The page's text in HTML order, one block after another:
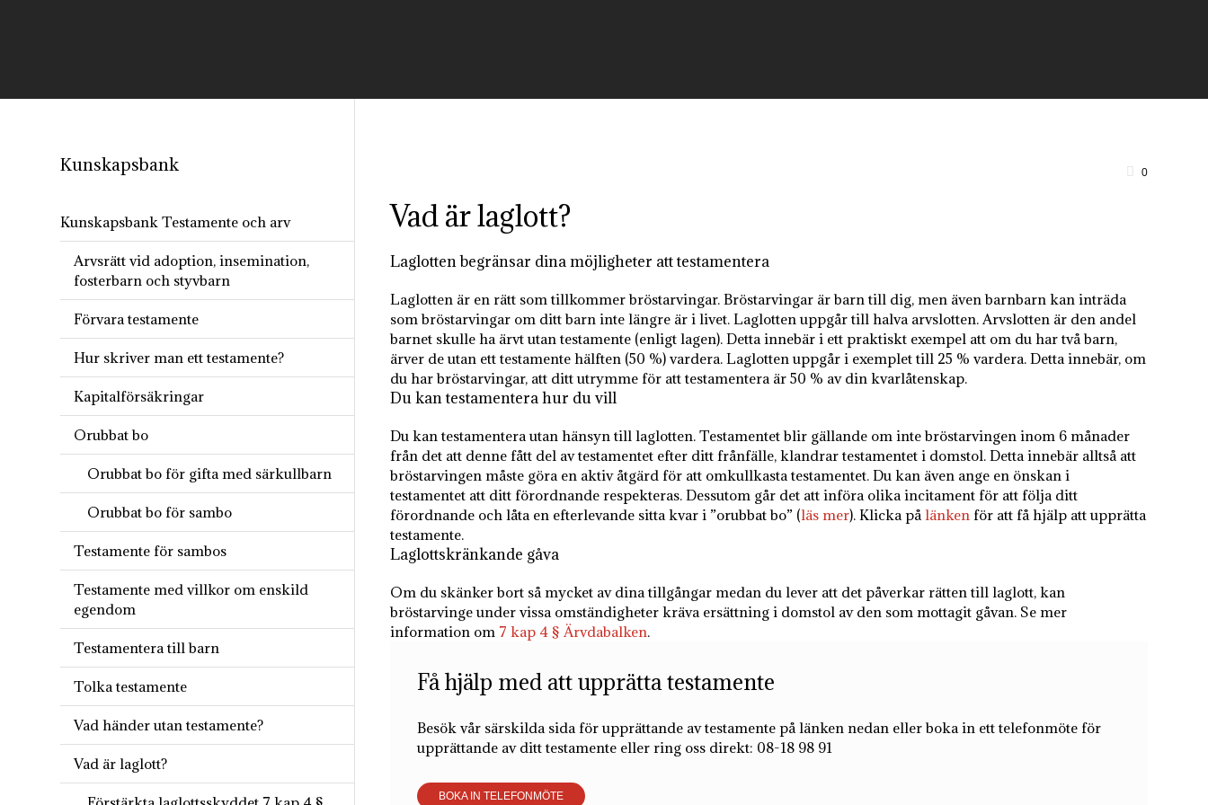
0
Vad är laglott?
Laglotten begränsar dina möjligheter att testamentera
Laglotten är en rätt som tillkommer bröstarvingar. Bröstarvingar är barn till dig, men även barnbarn kan inträda
som bröstarvingar om ditt barn inte längre är i livet. Laglotten uppgår till halva arvslotten. Arvslotten är den andel
barnet skulle ha ärvt utan testamente (enligt lagen). Detta innebär i ett praktiskt exempel att om du har två barn,
ärver de utan ett testamente hälften (50 %) vardera. Laglotten uppgår i exemplet till 25 % vardera. Detta innebär, om
du har bröstarvingar, att ditt utrymme för att testamentera är 50 % av din kvarlåtenskap.
Du kan testamentera hur du vill
Du kan testamentera utan hänsyn till laglotten. Testamentet blir gällande om inte bröstarvingen inom 6 månader
från det att denne fått del av testamentet efter ditt frånfälle, klandrar testamentet i domstol. Detta innebär alltså att
bröstarvingen måste göra en aktiv åtgärd för att omkullkasta testamentet. Du kan även ange en önskan i
testamentet att ditt förordnande respekteras. Dessutom går det att införa olika incitament för att följa ditt
förordnande och låta en efterlevande sitta kvar i ”orubbat bo” (läs mer). Klicka pålänkenför att få hjälp att upprätta
testamente.
Laglottskränkande gåva
Om du skänker bort så mycket av dina tillgångar medan du lever att det påverkar rätten till laglott, kan
bröstarvinge under vissa omständigheter kräva ersättning i domstol av den som mottagit gåvan. Se mer
information om 7 kap 4 § Ärvdabalken.
Få hjälp med att upprätta testamente
Besök vår särskilda sida för upprättande av testamente på länken nedan eller boka in ett telefonmöte för
upprättande av ditt testamente eller ring oss direkt: 08-18 98 91
BOKA IN TELEFONMÖTE
Kunskapsbank
Kunskapsbank Testamente och arv
Arvsrätt vid adoption, insemination,
fosterbarn och styvbarn
Förvara testamente
Hur skriver man ett testamente?
Kapitalförsäkringar
Orubbat bo
Orubbat bo för gifta med särkullbarn
Orubbat bo för sambo
Testamente för sambos
Testamente med villkor om enskild
egendom
Testamentera till barn
Tolka testamente
Vad händer utan testamente?
Vad är laglott?